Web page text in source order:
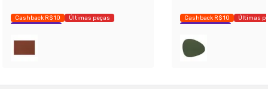
Cashback R$ 10
Últimas peças
Economize 39%
Cashback R$ 10
Últimas
Economize 37%